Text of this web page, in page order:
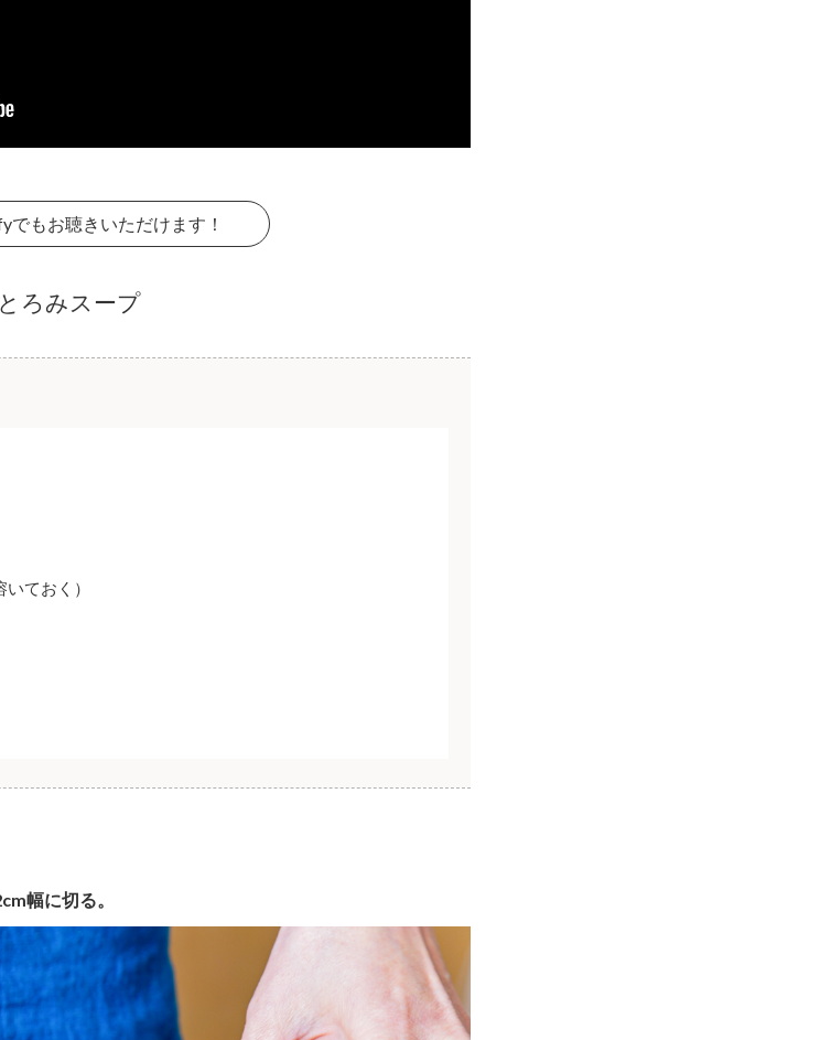
でもお聴きいただけます！
ろみスープ
ておく）
幅に切る。